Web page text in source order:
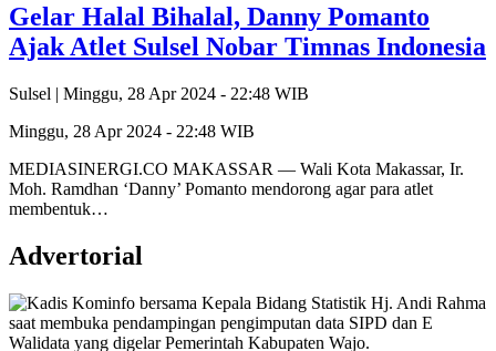
Gelar Halal Bihalal, Danny Pomanto
Ajak Atlet Sulsel Nobar Timnas Indonesia
Sulsel | Minggu, 28 Apr 2024 - 22:48 WIB
Minggu, 28 Apr 2024 - 22:48 WIB
MEDIASINERGI.CO MAKASSAR — Wali Kota Makassar, Ir.
Moh. Ramdhan ‘Danny’ Pomanto mendorong agar para atlet
membentuk…
Advertorial